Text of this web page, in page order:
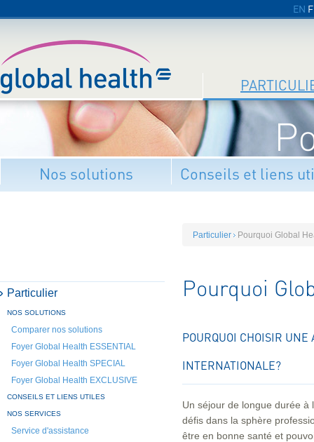
EN
Nos solutions Conseils et liens
Particulier Pourquoi Global
Particulier
NOS SOLUTIONS
Comparer nos solutions
Foyer Global Health ESSENTIAL
Foyer Global Health SPECIAL
Foyer Global Health EXCLUSIVE
CONSEILS ET LIENS UTILES
NOS SERVICES
Service d'assistance
Pourquoi
POURQUOI CHOISIR
INTERNATIONALE?
Un séjour de longue durée à
défis dans la sphère
être en bonne santé et